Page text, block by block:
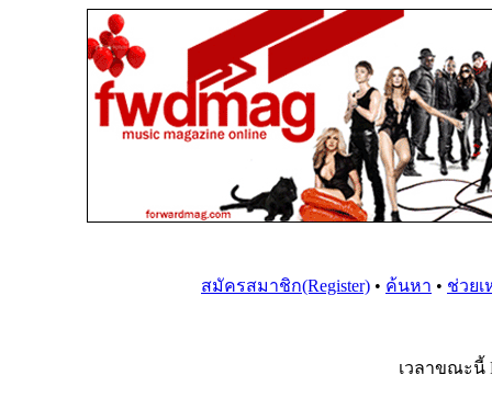
สมัครสมาชิก(Register) • ค้นหา • ช่วยเ
เวลาขณะนี้